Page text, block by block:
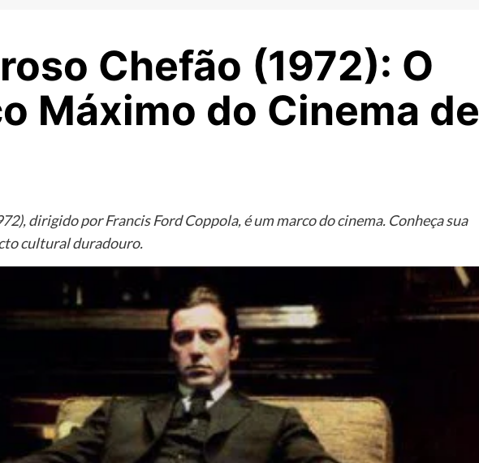
Chefão (1972): O
Máximo do Cinema de
dirigido por Francis Ford Coppola, é um marco do cinema. Conheça sua
cultural duradouro.